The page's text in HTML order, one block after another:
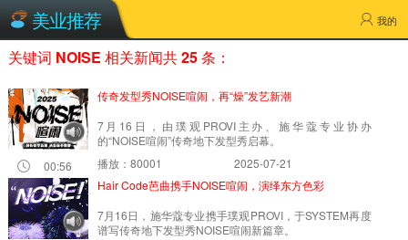
美业推荐 我的
关键词 NOISE 相关新闻共25条：
00:56
传奇发型秀NOISE喧闹，再“燥”发艺新潮
7月16日，由璞观PROVI主办、施华蔻专业协办
的“NOISE喧闹”传奇地下发型秀启幕。
播放：80001
2025-07-21
Hair Code芭曲携手NOISE喧闹，演绎东方色彩
7月16日，施华蔻专业携手璞观PROVI，于SYSTEM再度
谱写传奇地下发型秀NOISE喧闹新篇章。